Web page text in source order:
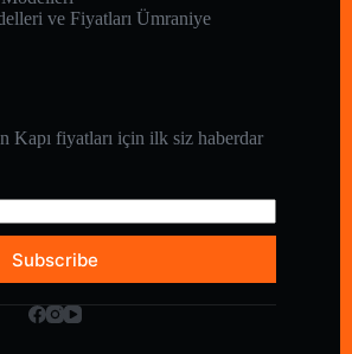
ve Fiyatları Ümraniye
Kapı fiyatları için ilk siz haberdar
Subscribe